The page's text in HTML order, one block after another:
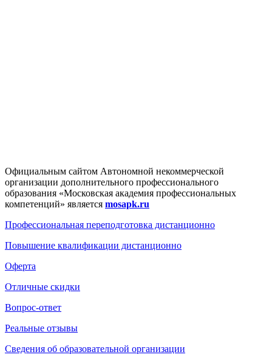
Официальным сайтом Автономной некоммерческой
организации дополнительного профессионального
образования «Московская академия профессиональных
компетенций» является mosapk.ru
Профессиональная переподготовка дистанционно
Повышение квалификации дистанционно
Оферта
Отличные скидки
Вопрос-ответ
Реальные отзывы
Сведения об образовательной организации